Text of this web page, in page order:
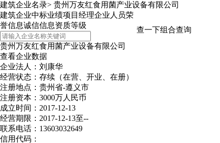
建筑企业名录> 贵州万友红食用菌产业设备有限公司
建筑企业中标业绩项目经理企业人员荣
誉信息诚信信息资质等级 查一下组合查询
贵州万友红食用菌产业设备有限公司
查看企业数据
企业法人：刘康华
经营状态：存续（在营、开业、在册）
注册地点：贵州省-遵义市
注册资本：3000万人民币
成立时间：2017-12-13
经营期限：2017-12-13至--
联系电话：13603032649
信用代码：